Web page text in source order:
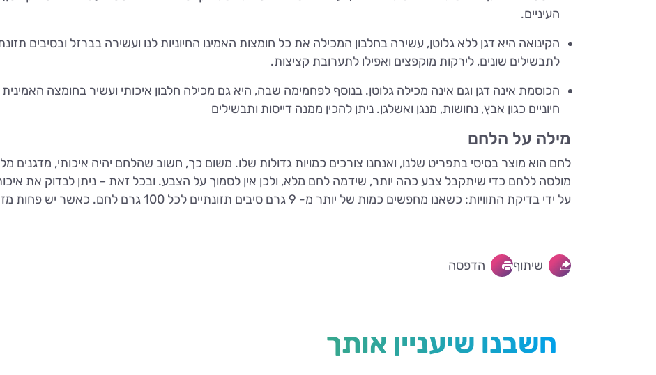
העיניים.
הקינואה היא דגן ללא גלוטן, עשירה בחלבון המכילה את כל חומצות האמינו החיוניות לנו ועשירה בברזל ובסיבים
לתבשילים שונים, לירקות מוקפצים ואפילו לתערובת קציצות.
הכוסמת אינה דגן וגם אינה מכילה גלוטן. בנוסף לפחמימה שבה, היא גם מכילה חלבון איכותי ועשיר בחומצה האמינית
חיוניים כגון אבץ, נחושות, מנגן ואשלגן. ניתן להכין ממנה דייסות ותבשילים
מילה על הלחם
לחם הוא מוצר בסיסי בתפריט שלנו, ואנחנו צורכים כמויות גדולות שלו. משום כך, חשוב שהלחם יהיה איכותי, מדגנים
מולסה ללחם כדי שיתקבל צבע כהה יותר, שידמה לחם מלא, ולכן אין לסמוך על הצבע. ובכל זאת – ניתן לבדוק את
על ידי בדיקת התוויות: כשאנו מחפשים כמות של יותר מ- 9 גרם סיבים תזונתיים לכל 100 גרם לחם. כאשר יש פחות מזה פשוט השאירו את הלחם על המדף.
שיתוף הדפסה
חשבנו שיעניין אותך